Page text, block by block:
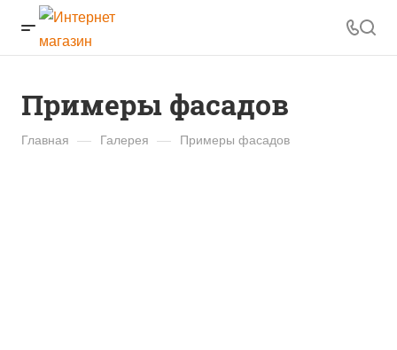
Примеры фасадов
Главная — Галерея — Примеры фасадов